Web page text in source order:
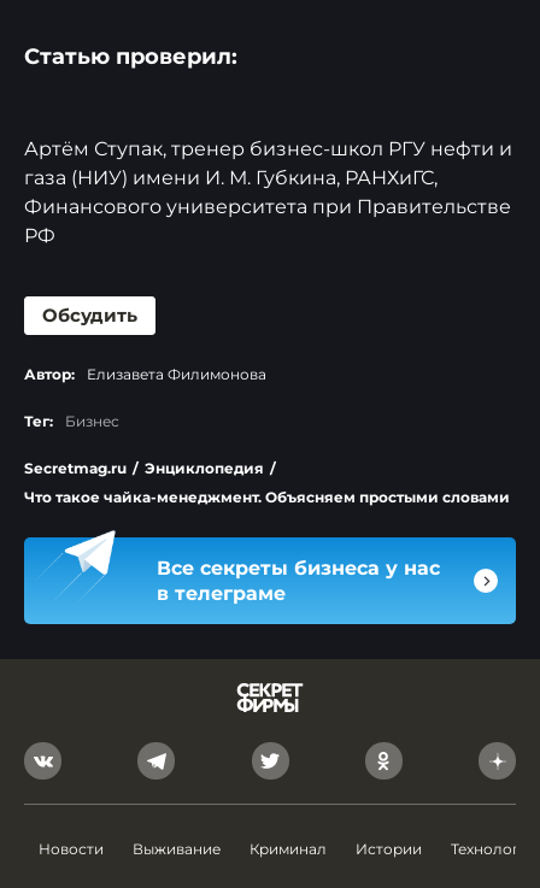
Статью проверил:
Артём Ступак, тренер бизнес-школ РГУ нефти и
газа (НИУ) имени И. М. Губкина, РАНХиГС,
Финансового университета при Правительстве
РФ
Обсудить
Автор: Елизавета Филимонова
Тег: Бизнес
Secretmag.ru / Энциклопедия /
Что такое чайка-менеджмент. Объясняем простыми словами
Все секреты бизнеса у нас
в телеграме
Новости Выживание Криминал Истории Технологии